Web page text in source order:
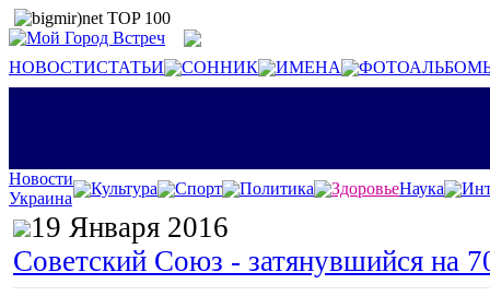
НОВОСТИСТАТЬИ СОННИК ИМЕНА
Новости
Украина
Культура Спорт Политика ЗдоровьеНаука
19 Января 2016
Советский Союз - затянувшийся на